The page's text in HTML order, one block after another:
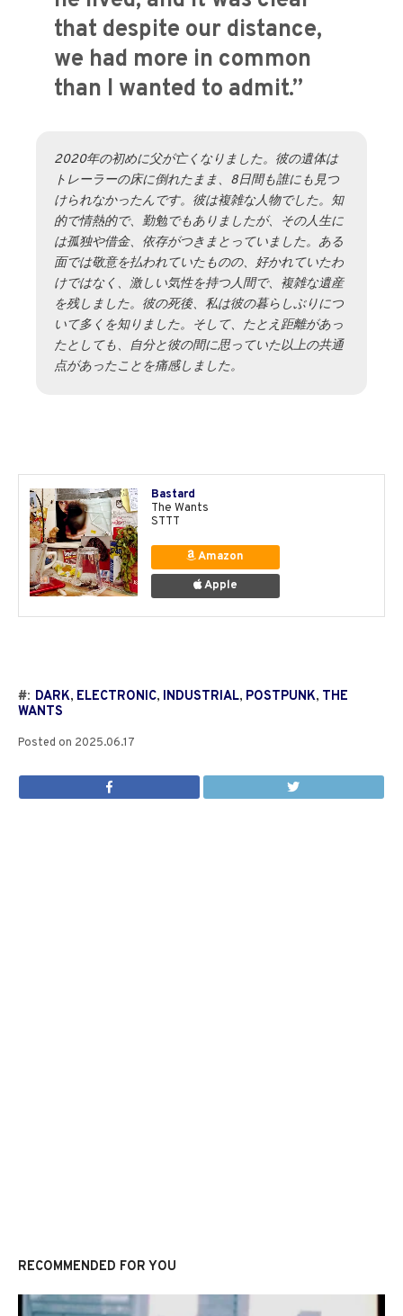
that despite our distance,
we had more in common
than I wanted to admit.”
2020年の初めに父が亡くなりました。彼の遺体は
トレーラーの床に倒れたまま、8日間も誰にも見つ
けられなかったんです。彼は複雑な人物でした。知
的で情熱的で、勤勉でもありましたが、その人生に
は孤独や借金、依存がつきまとっていました。ある
面では敬意を払われていたものの、好かれていたわ
けではなく、激しい気性を持つ人間で、複雑な遺産
を残しました。彼の死後、私は彼の暮らしぶりにつ
いて多くを知りました。そして、たとえ距離があっ
たとしても、自分と彼の間に思っていた以上の共通
点があったことを痛感しました。
Bastard
The Wants
STTT
Amazon
Apple
#: DARK, ELECTRONIC, INDUSTRIAL, POSTPUNK, THE
WANTS
Posted on 2025.06.17
RECOMMENDED FOR YOU